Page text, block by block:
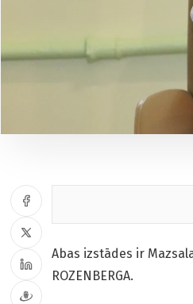
Abas izstādes ir
ROZENBERGA.